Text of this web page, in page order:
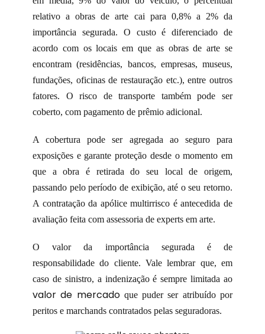
relativo a obras de arte cai para 0,8% a 2% da
importância segurada. O custo é diferenciado de
acordo com os locais em que as obras de arte se
encontram (residências, bancos, empresas, museus,
fundações, oficinas de restauração etc.), entre outros
fatores. O risco de transporte também pode ser
coberto, com pagamento de prêmio adicional.
A cobertura pode ser agregada ao seguro para
exposições e garante proteção desde o momento em
que a obra é retirada do seu local de origem,
passando pelo período de exibição, até o seu retorno.
A contratação da apólice multirrisco é antecedida de
avaliação feita com assessoria de experts em arte.
O valor da importância segurada é de
responsabilidade do cliente. Vale lembrar que, em
caso de sinistro, a indenização é sempre limitada ao
valor de mercadoque puder ser atribuído por
peritos e marchands contratados pelas seguradoras.